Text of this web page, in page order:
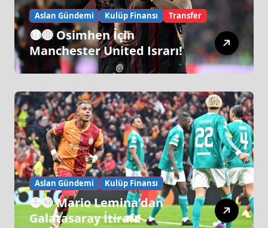
Aslan Gündemi Kulüp Finansı Transfer
🟡🔴 Osimhen İçin
Manchester United Israrı!
Aslan Gündemi Kulüp Finansı
🟡🔴 Mario Lemina’dan
Galatasaray İtirafı!